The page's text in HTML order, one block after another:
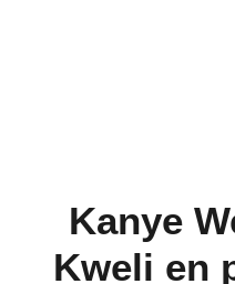
Kanye
Kweli en